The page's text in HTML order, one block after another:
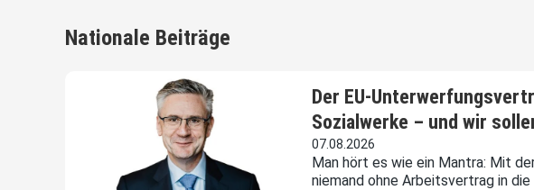
Nationale Beiträge
Der EU-
Sozialwerke – und wir
07.08.2026
Man hört es wie ein Mantra: Mit
niemand ohne Arbeitsvertrag in